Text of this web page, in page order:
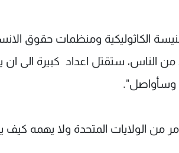
الكاثوليكية ومنظمات حقوق
من الناس، ستقتل اعداد كبيرة الى
وسأواصل".
من الولايات المتحدة ولا يهمه كيف